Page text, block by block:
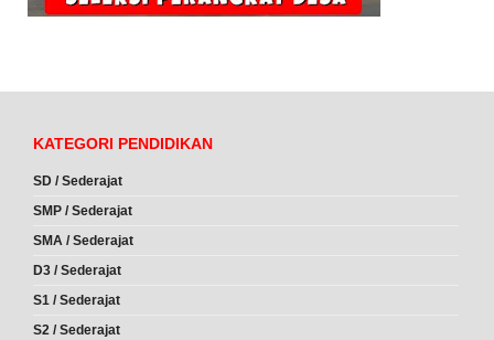
KATEGORI PENDIDIKAN
SD / Sederajat
SMP / Sederajat
SMA / Sederajat
D3 / Sederajat
S1 / Sederajat
S2 / Sederajat